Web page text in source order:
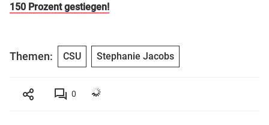
150 Prozent gestiegen!
Themen: CSU Stephanie Jacobs
0